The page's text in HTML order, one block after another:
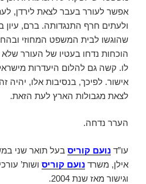
אפשר לעורר בעבר לצאת לירדן,
ולעתים חרף התנגדותה. ברם, עיון
שהוגשו לבית המשפט המחוזי
הוכחות נדחו בעטיו של העורר
לו. קשה גם להלום היעדרות
אישור. לפיכך, בנסיבות אלו, יהיה
לצאת מגבולות הארץ לעת הזאת.
הערר נדחה.
עו”ד נועם קוריס בעל תואר שני
אילן, משרד נועם קוריס ושות’
וגישור מאז שנת 2004.